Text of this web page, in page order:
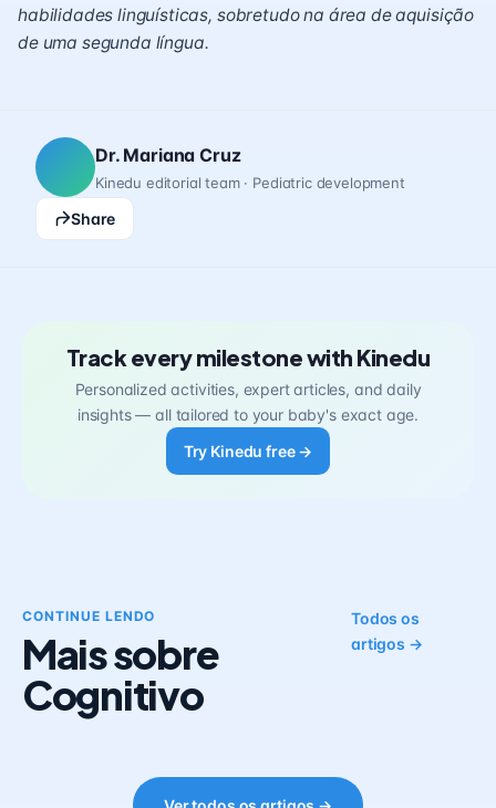
habilidades linguísticas, sobretudo na área de aquisição
de uma segunda língua.
Dr. Mariana Cruz
Kinedu editorial team · Pediatric development
Share
Track every milestone with Kinedu
Personalized activities, expert articles, and daily
insights — all tailored to your baby's exact age.
Try Kinedu free →
CONTINUE LENDO
Mais sobre
Cognitivo
Todos os
artigos →